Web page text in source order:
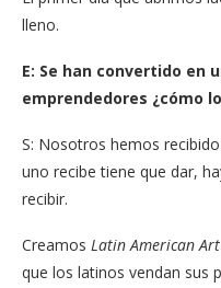
lleno.
E: Se han convertido en
emprendedores ¿cómo
S: Nosotros hemos
uno recibe tiene que dar,
recibir.
Creamos Latin American
que los latinos vendan sus